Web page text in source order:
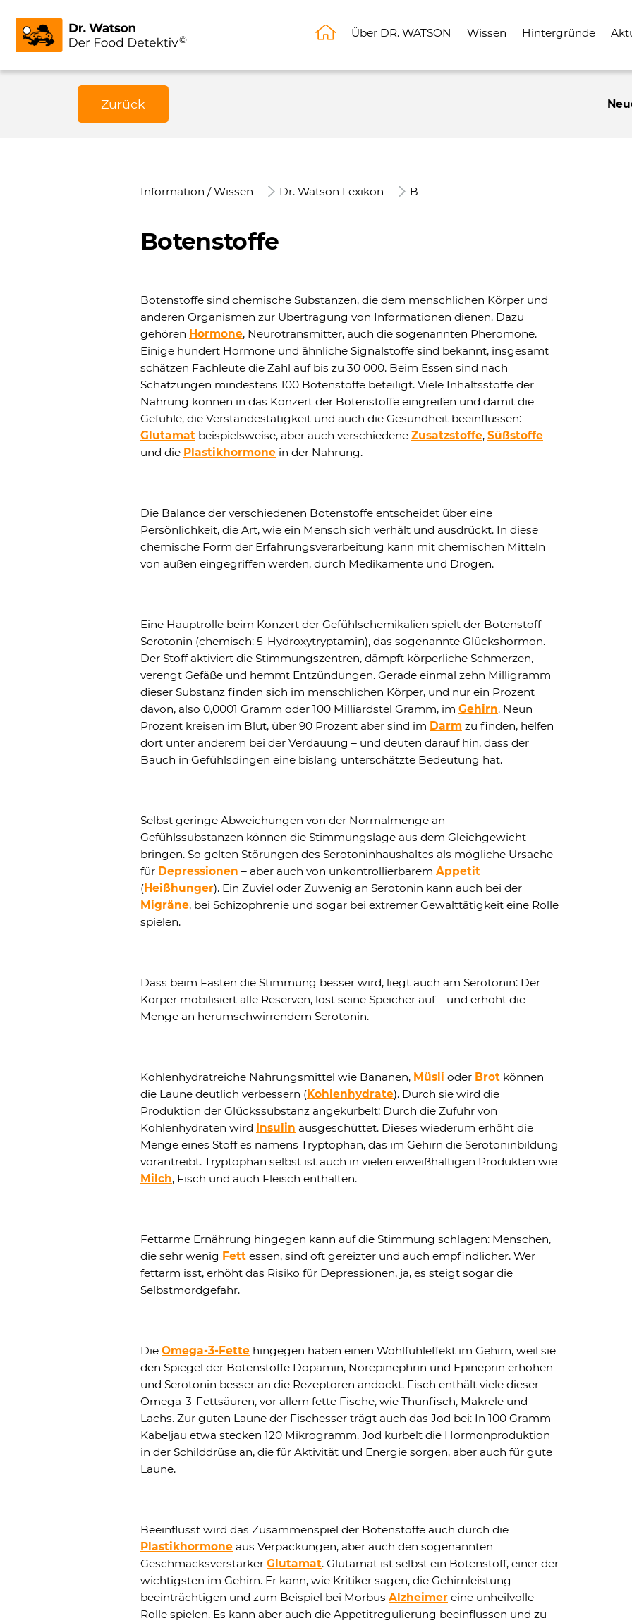
Über DR. WATSON Wissen Hintergründe
Zurück
Information / Wissen Dr. Watson Lexikon B
Botenstoffe
Botenstoffe sind chemische Substanzen, die dem menschlichen Körper und
anderen Organismen zur Übertragung von Informationen dienen. Dazu
gehören Hormone, Neurotransmitter, auch die sogenannten Pheromone.
Einige hundert Hormone und ähnliche Signalstoffe sind bekannt, insgesamt
schätzen Fachleute die Zahl auf bis zu 30 000. Beim Essen sind nach
Schätzungen mindestens 100 Botenstoffe beteiligt. Viele Inhaltsstoffe der
Nahrung können in das Konzert der Botenstoffe eingreifen und damit die
Gefühle, die Verstandestätigkeit und auch die Gesundheit beeinflussen:
Glutamat beispielsweise, aber auch verschiedene Zusatzstoffe, Süßstoffe
und die Plastikhormone in der Nahrung.
Die Balance der verschiedenen Botenstoffe entscheidet über eine
Persönlichkeit, die Art, wie ein Mensch sich verhält und ausdrückt. In diese
chemische Form der Erfahrungsverarbeitung kann mit chemischen Mitteln
von außen eingegriffen werden, durch Medikamente und Drogen.
Eine Hauptrolle beim Konzert der Gefühlschemikalien spielt der Botenstoff
Serotonin (chemisch: 5-Hydroxytryptamin), das sogenannte Glückshormon.
Der Stoff aktiviert die Stimmungszentren, dämpft körperliche Schmerzen,
verengt Gefäße und hemmt Entzündungen. Gerade einmal zehn Milligramm
dieser Substanz finden sich im menschlichen Körper, und nur ein Prozent
davon, also 0,0001 Gramm oder 100 Milliardstel Gramm, im Gehirn. Neun
Prozent kreisen im Blut, über 90 Prozent aber sind im Darm zu finden, helfen
dort unter anderem bei der Verdauung – und deuten darauf hin, dass der
Bauch in Gefühlsdingen eine bislang unterschätzte Bedeutung hat.
Selbst geringe Abweichungen von der Normalmenge an
Gefühlssubstanzen können die Stimmungslage aus dem Gleichgewicht
bringen. So gelten Störungen des Serotoninhaushaltes als mögliche Ursache
für Depressionen – aber auch von unkontrollierbarem Appetit
(Heißhunger). Ein Zuviel oder Zuwenig an Serotonin kann auch bei der
Migräne, bei Schizophrenie und sogar bei extremer Gewalttätigkeit eine Rolle
spielen.
Dass beim Fasten die Stimmung besser wird, liegt auch am Serotonin: Der
Körper mobilisiert alle Reserven, löst seine Speicher auf – und erhöht die
Menge an herumschwirrendem Serotonin.
Kohlenhydratreiche Nahrungsmittel wie Bananen, Müsli oder Brot können
die Laune deutlich verbessern (Kohlenhydrate). Durch sie wird die
Produktion der Glückssubstanz angekurbelt: Durch die Zufuhr von
Kohlenhydraten wird Insulin ausgeschüttet. Dieses wiederum erhöht die
Menge eines Stoff es namens Tryptophan, das im Gehirn die Serotoninbildung
vorantreibt. Tryptophan selbst ist auch in vielen eiweißhaltigen Produkten wie
Milch, Fisch und auch Fleisch enthalten.
Fettarme Ernährung hingegen kann auf die Stimmung schlagen: Menschen,
die sehr wenig Fett essen, sind oft gereizter und auch empfindlicher. Wer
fettarm isst, erhöht das Risiko für Depressionen, ja, es steigt sogar die
Selbstmordgefahr.
Die Omega-3-Fette hingegen haben einen Wohlfühleffekt im Gehirn, weil sie
den Spiegel der Botenstoffe Dopamin, Norepinephrin und Epineprin erhöhen
und Serotonin besser an die Rezeptoren andockt. Fisch enthält viele dieser
Omega-3-Fettsäuren, vor allem fette Fische, wie Thunfisch, Makrele und
Lachs. Zur guten Laune der Fischesser trägt auch das Jod bei: In 100 Gramm
Kabeljau etwa stecken 120 Mikrogramm. Jod kurbelt die Hormonproduktion
in der Schilddrüse an, die für Aktivität und Energie sorgen, aber auch für gute
Laune.
Beeinflusst wird das Zusammenspiel der Botenstoffe auch durch die
Plastikhormone aus Verpackungen, aber auch den sogenannten
Geschmacksverstärker Glutamat. Glutamat ist selbst ein Botenstoff, einer der
wichtigsten im Gehirn. Er kann, wie Kritiker sagen, die Gehirnleistung
beeinträchtigen und zum Beispiel bei Morbus Alzheimer eine unheilvolle
Rolle spielen. Es kann aber auch die Appetitregulierung beeinflussen und zu